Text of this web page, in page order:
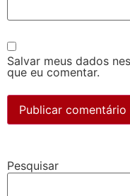
Salvar meus dados
que eu comentar.
Pesquisar